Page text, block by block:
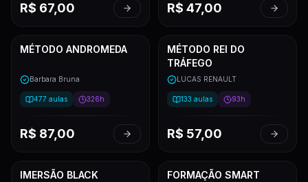
R$ 67,00 R$ 47,00
NOVO
MÉTODO ANDROMEDA
Barbara Bruna
477 aulas 326h
R$ 87,00
MÉTODO REI DO
TRÁFEGO
LUCAS RENAULT
133 aulas 93h
R$ 57,00
IMERSÃO BLACK
FORMAÇÃO SMART